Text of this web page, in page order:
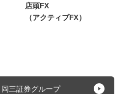
店頭FX
（アクティブFX）
三証券グループ